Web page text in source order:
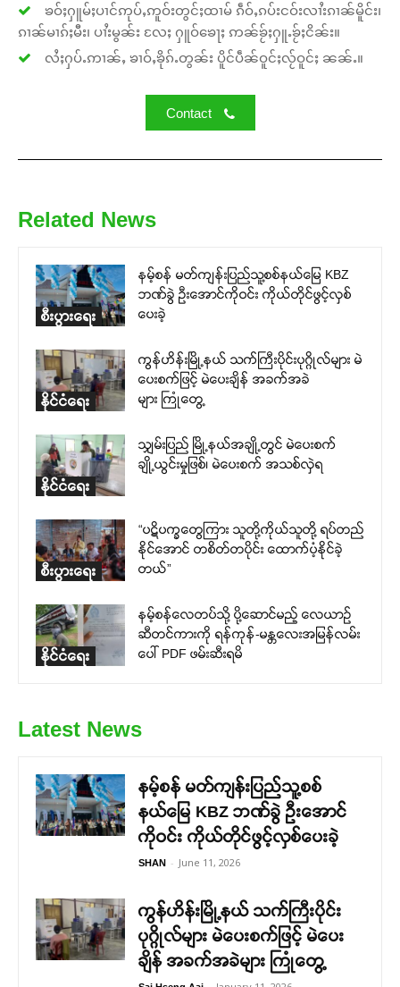
ၶဝ်ႈႁူမ်ႈပၢင်ဢုပ်ႇဢူဝ်းတွင်ႈထၢမ် ၵဵဝ်ႇၵပ်းငဝ်းလၢႆးၵၢၼ်မိူင်း၊
ၵၢၼ်မၢၵ်ႈမီး၊ ပၢႆးမွၼ်း လႄႈ ႁူဝ်ၶေႃႈ ဢၼ်ၶႂ်ႈႁူႉၶႂ်ႈငိၼ်း။
လႆႈႁပ်ႉဢၢၼ်ႇ ၶၢဝ်ႇၶိုၵ်ႉတွၼ်း ပိူင်ပဵၼ်ဝူင်ႈလႂ်ဝူင်ႈ ၼၼ်ႉ။
Contact
Related News
စီးပွားရေး
နမ့်စန် မတ်ကျန်းပြည်သူ့စစ်နယ်မြေ KBZ
ဘဏ်ခွဲ ဦးအောင်ကိုဝင်း ကိုယ်တိုင်ဖွင့်လှစ်
ပေးခဲ့
နိုင်ငံရေး
ကွန်ဟိန်းမြို့နယ် သက်ကြီးပိုင်းပုဂ္ဂိုလ်များ မဲ
ပေးစက်ဖြင့် မဲပေးချိန် အခက်အခဲ
များ ကြုံတွေ့
နိုင်ငံရေး
သျှမ်းပြည် မြို့နယ်အချို့တွင် မဲပေးစက်
ချို့ယွင်းမှုဖြစ်၊ မဲပေးစက် အသစ်လှဲရ
စီးပွားရေး
“ပဋိပက္ခတွေကြား သူတို့ကိုယ်သူတို့ ရပ်တည်
နိုင်အောင် တစိတ်တပိုင်း ထောက်ပံ့နိုင်ခဲ့
တယ်”
နိုင်ငံရေး
နမ့်စန်လေတပ်သို့ ပို့ဆောင်မည့် လေယာဉ်
ဆီတင်ကားကို ရန်ကုန်-မန္တလေးအမြန်လမ်း
ပေါ် PDF ဖမ်းဆီးရမိ
Latest News
နမ့်စန် မတ်ကျန်းပြည်သူ့စစ်
နယ်မြေ KBZ ဘဏ်ခွဲ ဦးအောင်
ကိုဝင်း ကိုယ်တိုင်ဖွင့်လှစ်ပေးခဲ့
SHAN - June 11, 2026
ကွန်ဟိန်းမြို့နယ် သက်ကြီးပိုင်း
ပုဂ္ဂိုလ်များ မဲပေးစက်ဖြင့် မဲပေး
ချိန် အခက်အခဲများ ကြုံတွေ့